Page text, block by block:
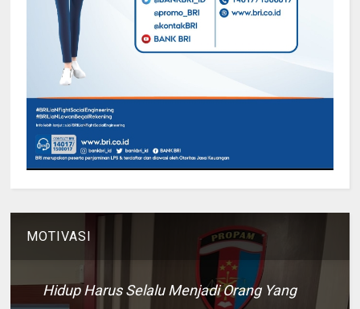
MOTIVASI
Hidup Harus Selalu Menjadi Orang Yang